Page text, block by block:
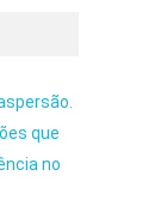
que
no